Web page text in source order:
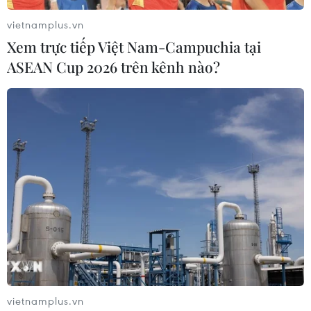
Thổ Nhĩ Kỳ đàm phán với các bên ở Sudan
để chấm dứt xung đột
19/04/2023 23:43
Ngoại trưởng Thổ Nhĩ Kỳ cho biết Thổ Nhĩ Kỳ hy vọng
các bên tại Sudan sẽ đạt được lệnh ngừng bắn vào
ngày 20/4 do lễ Eid al-Fitr của năm nay sẽ diễn ra sớm.
vietnamplus.vn
Xem trực tiếp Việt Nam-Campuchia tại
ASEAN Cup 2026 trên kênh nào?
vietnamplus.vn